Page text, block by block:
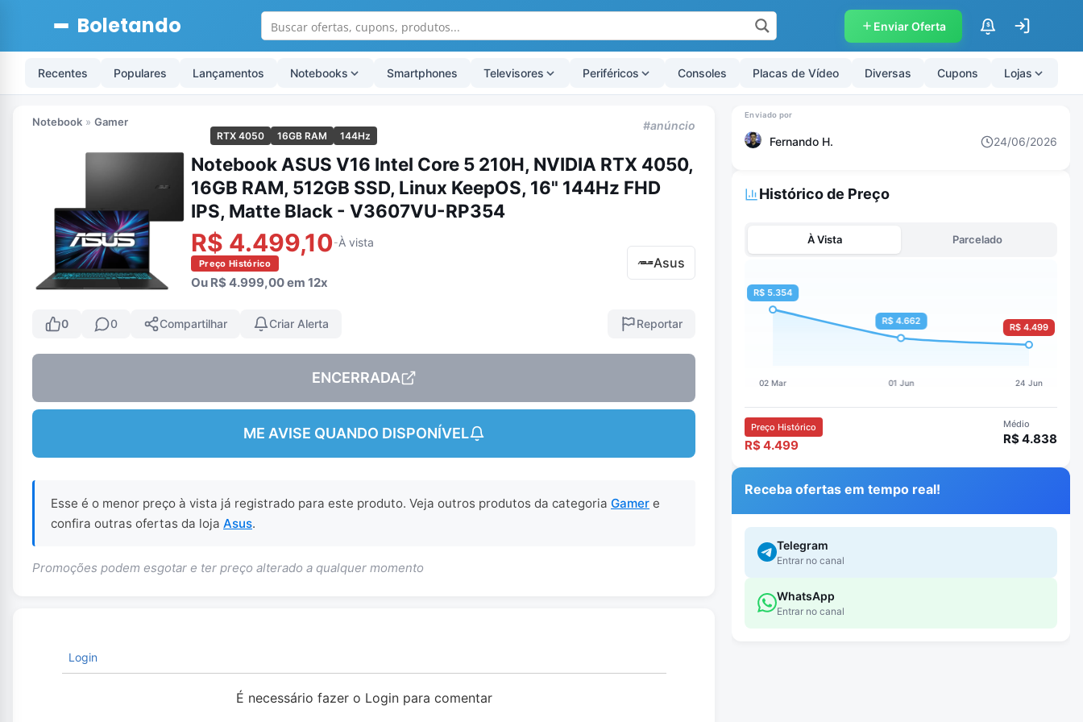
Boletando Enviar Oferta $
Recentes Populares Lançamentos Notebooks Smartphones Televisores Periféricos Consoles Placas de Vídeo Diversas Cupons Lojas
Notebook » Gamer
RTX 4050 16GB RAM 144Hz
#anúncio
Notebook ASUS V16 Intel Core 5 210H, NVIDIA RTX 4050,
16GB RAM, 512GB SSD, Linux KeepOS, 16" 144Hz FHD
IPS, Matte Black - V3607VU-RP354
R$ 4.499,10 -À vista
Preço Histórico
Ou R$ 4.999,00 em 12x
Asus
0 0 Compartilhar Criar Alerta Reportar
ENCERRADA
ME AVISE QUANDO DISPONÍVEL
Esse é o menor preço à vista já registrado para este produto. Veja outros produtos da categoria Gamer e
confira outras ofertas da loja Asus.
Promoções podem esgotar e ter preço alterado a qualquer momento
Login
É necessário fazer o Login para comentar
Fernando H. 24/06/2026
Histórico de Preço
À Vista Parcelado
Preço Histórico
R$ 4.499
Médio
R$ 4.838
Receba ofertas em tempo real!
Telegram
Entrar no canal
WhatsApp
Entrar no canal